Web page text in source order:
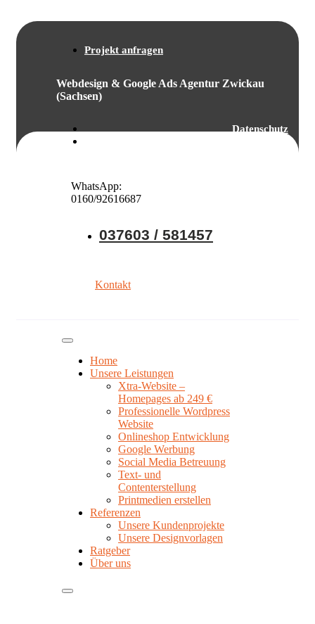
Projekt anfragen
Webdesign & Google Ads Agentur Zwickau
(Sachsen)
Datenschutz
WhatsApp:
0160/92616687
037603 / 581457
Kontakt
Home
Unsere Leistungen
Xtra-Website –
Homepages ab 249 €
Professionelle Wordpress
Website
Onlineshop Entwicklung
Google Werbung
Social Media Betreuung
Text- und
Contenterstellung
Printmedien erstellen
Referenzen
Unsere Kundenprojekte
Unsere Designvorlagen
Ratgeber
Über uns